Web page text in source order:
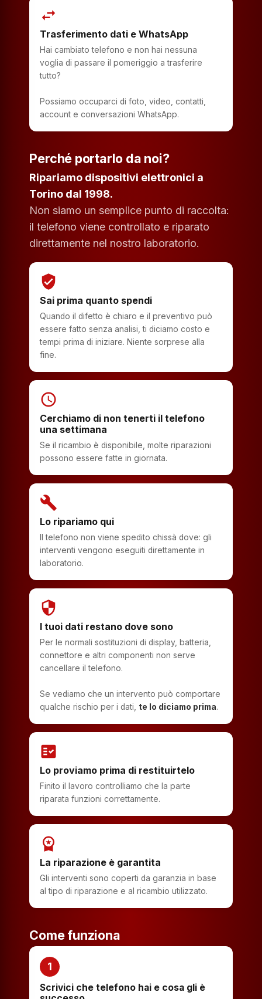
swap_horiz
Trasferimento dati e WhatsApp
Hai cambiato telefono e non hai nessuna
voglia di passare il pomeriggio a trasferire
tutto?
Possiamo occuparci di foto, video, contatti,
account e conversazioni WhatsApp.
Perché portarlo da noi?
Ripariamo dispositivi elettronici a
Torino dal 1998.
Non siamo un semplice punto di raccolta:
il telefono viene controllato e riparato
direttamente nel nostro laboratorio.
verified_user
Sai prima quanto spendi
Quando il difetto è chiaro e il preventivo può
essere fatto senza analisi, ti diciamo costo e
tempi prima di iniziare. Niente sorprese alla
fine.
schedule
Cerchiamo di non tenerti il telefono
una settimana
Se il ricambio è disponibile, molte riparazioni
possono essere fatte in giornata.
build
Lo ripariamo qui
Il telefono non viene spedito chissà dove: gli
interventi vengono eseguiti direttamente in
laboratorio.
security
I tuoi dati restano dove sono
Per le normali sostituzioni di display, batteria,
connettore e altri componenti non serve
cancellare il telefono.
Se vediamo che un intervento può comportare
qualche rischio per i dati, te lo diciamo prima.
fact_check
Lo proviamo prima di restituirtelo
Finito il lavoro controlliamo che la parte
riparata funzioni correttamente.
workspace_premium
La riparazione è garantita
Gli interventi sono coperti da garanzia in base
al tipo di riparazione e al ricambio utilizzato.
Come funziona
1
Scrivici che telefono hai e cosa gli è